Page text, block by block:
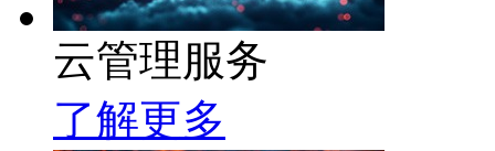
云管理服务
了解更多